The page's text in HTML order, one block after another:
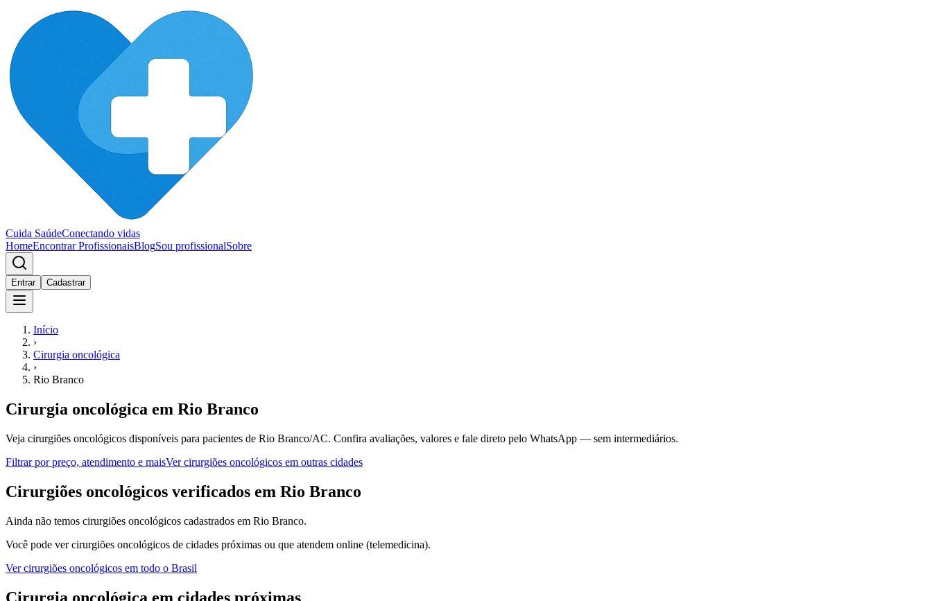
Cuida SaúdeConectando vidas
HomeEncontrar ProfissionaisBlogSou profissionalSobre
Entrar Cadastrar
Início
›
Cirurgia oncológica
›
Rio Branco
Cirurgia oncológica em Rio Branco
Veja cirurgiões oncológicos disponíveis para pacientes de Rio Branco/AC. Confira avaliações, valores e fale direto pelo WhatsApp — sem intermediários.
Filtrar por preço, atendimento e maisVercirurgiões oncológicos em outras cidades
Cirurgiões oncológicos verificados em Rio Branco
Ainda não temos cirurgiões oncológicos cadastrados em Rio Branco.
Você pode vercirurgiões oncológicos de cidades próximas ou que atendem online (telemedicina).
Vercirurgiões oncológicos em todo o Brasil
Cirurgia oncológica em cidades próximas